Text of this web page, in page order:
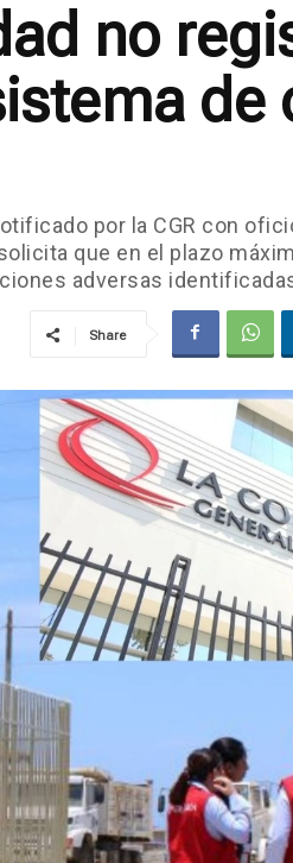
no
de
por la CGR con
que en el plazo
adversas
Share